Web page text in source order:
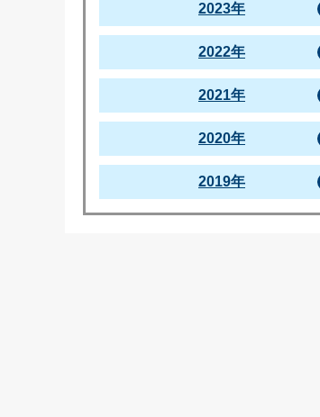
2023年
2022年
2021年
2020年
2019年